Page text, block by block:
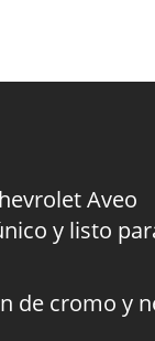
Aveo
y listo
de cromo y